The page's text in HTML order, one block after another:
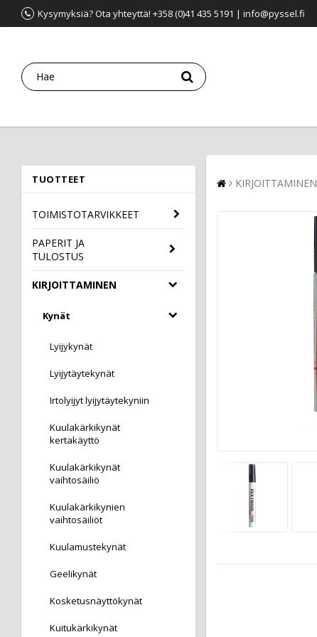
Kysymyksiä? Ota yhteyttä! +358 (0)41 435 5191 | info@pyssel.fi
TUOTTEET
TOIMISTOTARVIKKEET
PAPERIT JA
TULOSTUS
KIRJOITTAMINEN
Kynät
Lyijykynät
Lyijytäytekynät
Irtolyijyt lyijytäytekyniin
Kuulakärkikynät
kertakäyttö
Kuulakärkikynät
vaihtosäiliö
Kuulakärkikynien
vaihtosäiliöt
Kuulamustekynät
Geelikynät
Kosketusnäyttökynät
Kuitukärkikynät
KIRJOITTAMINEN